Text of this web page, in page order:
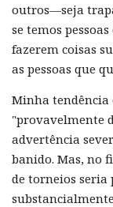
outros—seja
se temos
fazerem coisas
as pessoas que
Minha tendência
"provavelmente
advertência
banido. Mas, no
de torneios